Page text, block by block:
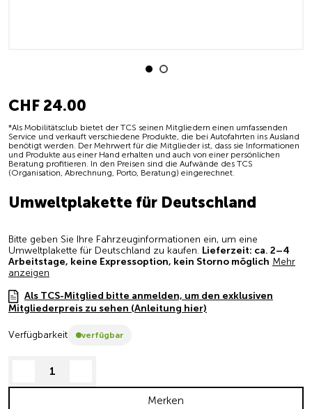
CHF 24.00
*Als Mobilitätsclub bietet der TCS seinen Mitgliedern einen umfassenden
Service und verkauft verschiedene Produkte, die bei Autofahrten ins Ausland
benötigt werden. Der Mehrwert für die Mitglieder ist, dass sie Informationen
und Produkte aus einer Hand erhalten und auch von einer persönlichen
Beratung profitieren. In den Preisen sind die Aufwände des TCS
(Organisation, Abrechnung, Porto, Beratung) eingerechnet.
Umweltplakette für Deutschland
Bitte geben Sie Ihre Fahrzeuginformationen ein, um eine
Umweltplakette für Deutschland zu kaufen. Lieferzeit: ca. 2–4
Arbeitstage, keine Expressoption, kein Storno möglich Mehr
anzeigen
Als TCS-Mitglied bitte anmelden, um den exklusiven
Mitgliederpreis zu sehen (Anleitung hier)
Verfügbarkeit verfügbar
decrease quantity
Merken